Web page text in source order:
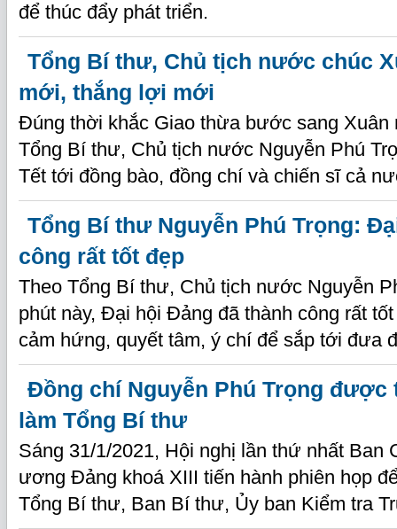
để thúc đẩy phát triển.
Tổng Bí thư, Chủ tịch nước chúc
mới, thắng lợi mới
Đúng thời khắc Giao thừa bước sang Xuân
Tổng Bí thư, Chủ tịch nước Nguyễn Phú
Tết tới đồng bào, đồng chí và chiến sĩ cả
Tổng Bí thư Nguyễn Phú Trọng:
công rất tốt đẹp
Theo Tổng Bí thư, Chủ tịch nước Nguyễn
phút này, Đại hội Đảng đã thành công rất
cảm hứng, quyết tâm, ý chí để sắp tới đưa
Đồng chí Nguyễn Phú Trọng được
làm Tổng Bí thư
Sáng 31/1/2021, Hội nghị lần thứ nhất Ban
ương Đảng khoá XIII tiến hành phiên họp
Tổng Bí thư, Ban Bí thư, Ủy ban Kiểm tra